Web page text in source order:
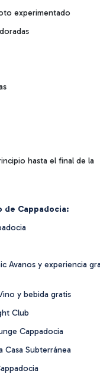
experimentado
hasta el final de la
de Cappadocia:
Avanos y experiencia
y bebida gratis
Club
Cappadocia
Casa Subterránea